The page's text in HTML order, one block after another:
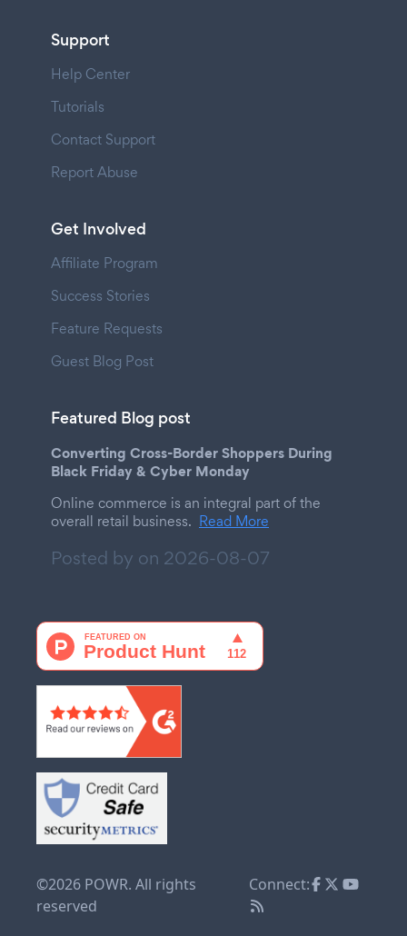
Support
Help Center
Tutorials
Contact Support
Report Abuse
Get Involved
Affiliate Program
Success Stories
Feature Requests
Guest Blog Post
Featured Blog post
Converting Cross-Border Shoppers During
Black Friday & Cyber Monday
Online commerce is an integral part of the
overall retail business. Read More
Posted by on 2026-08-07
©2026 POWR. All rights
reserved
Connect: